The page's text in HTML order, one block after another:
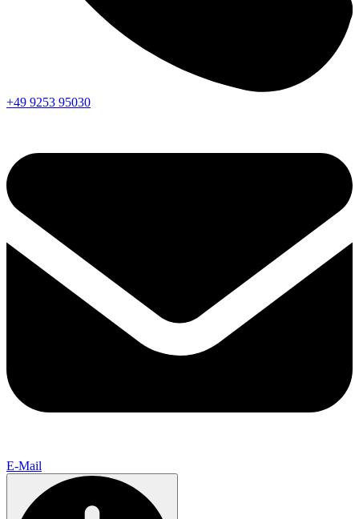
+49 9253 95030
E-Mail